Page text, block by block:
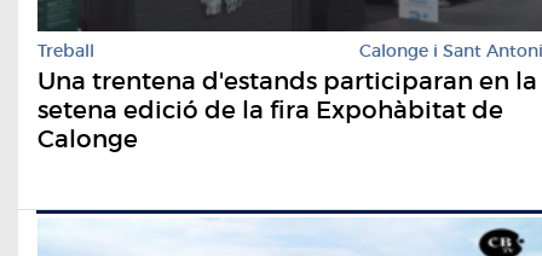
Treball Calonge i Sant Antoni
Una trentena d'estands participaran en la
setena edició de la fira Expohàbitat de
Calonge